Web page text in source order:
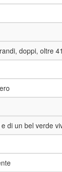
doppi, oltre
di un bel verde